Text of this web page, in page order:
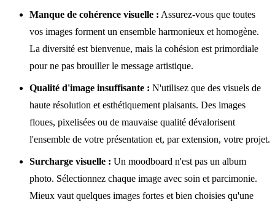
Manque de cohérence visuelle : Assurez-vous que toutes
vos images forment un ensemble harmonieux et homogène.
La diversité est bienvenue, mais la cohésion est primordiale
pour ne pas brouiller le message artistique.
Qualité d'image insuffisante : N'utilisez que des visuels de
haute résolution et esthétiquement plaisants. Des images
floues, pixelisées ou de mauvaise qualité dévalorisent
l'ensemble de votre présentation et, par extension, votre projet.
Surcharge visuelle : Un moodboard n'est pas un album
photo. Sélectionnez chaque image avec soin et parcimonie.
Mieux vaut quelques images fortes et bien choisies qu'une